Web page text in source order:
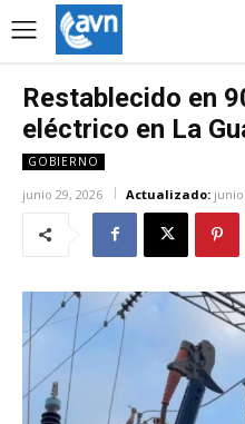
Restablecido en
eléctrico en La
GOBIERNO
junio 29, 2026 Actualizado: junio